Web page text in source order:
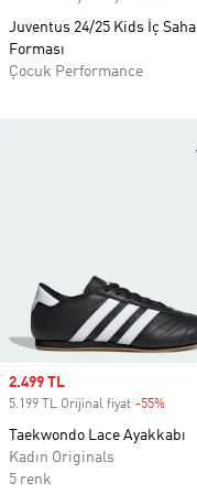
Juventus 24/25 Kids İç Saha
Forması
Çocuk Performance
Sale price
2.499 TL
5.199 TL Orijinal fiyat -55%
Taekwondo Lace Ayakkabı
Kadın Originals
5 renk